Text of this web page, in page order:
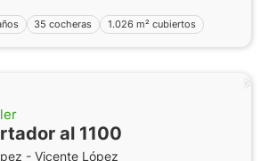
35 cocheras 1.026 m² cubiertos
al 1100
- Vicente López